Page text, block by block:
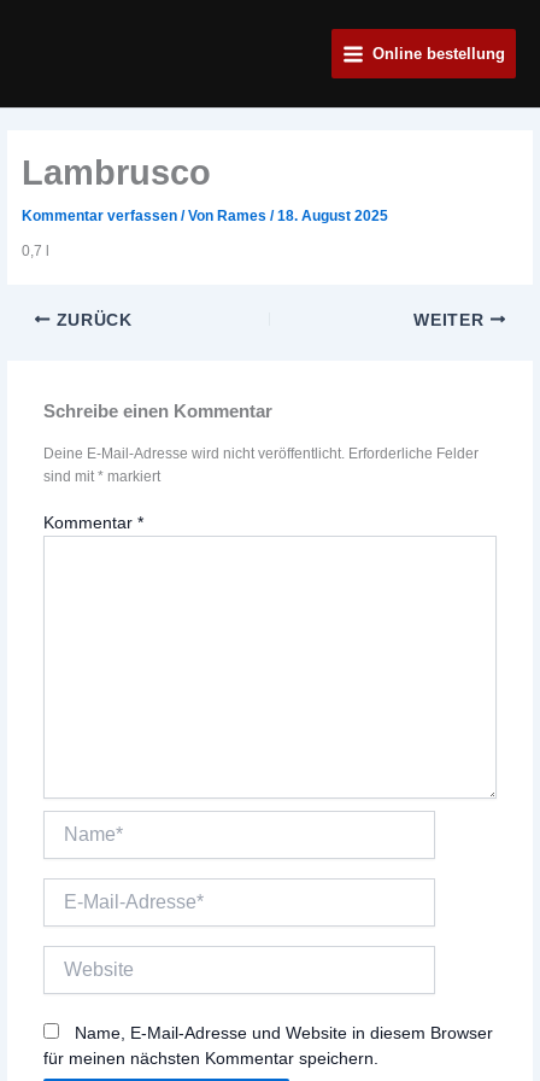
MenuOnline bestellung
Lambrusco
Kommentar verfassen / VonRames/18. August 2025
0,7 l
ZURÜCK WEITER
Schreibe einen Kommentar
Deine E-Mail-Adresse wird nicht veröffentlicht. Erforderliche Felder
sind mit* markiert
Kommentar*
Name*
Mail-
Name, E-Mail-Adresse und Website in diesem Browser
für meinen nächsten Kommentar speichern.